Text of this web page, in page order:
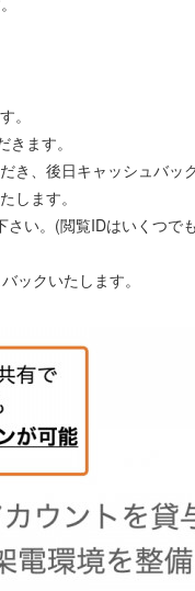
。
ます。
、後⽇キャッシュバッ
します。
い。(閲覧IDはいくつで
ックいたします。